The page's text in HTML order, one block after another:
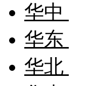
华中
华东
华北